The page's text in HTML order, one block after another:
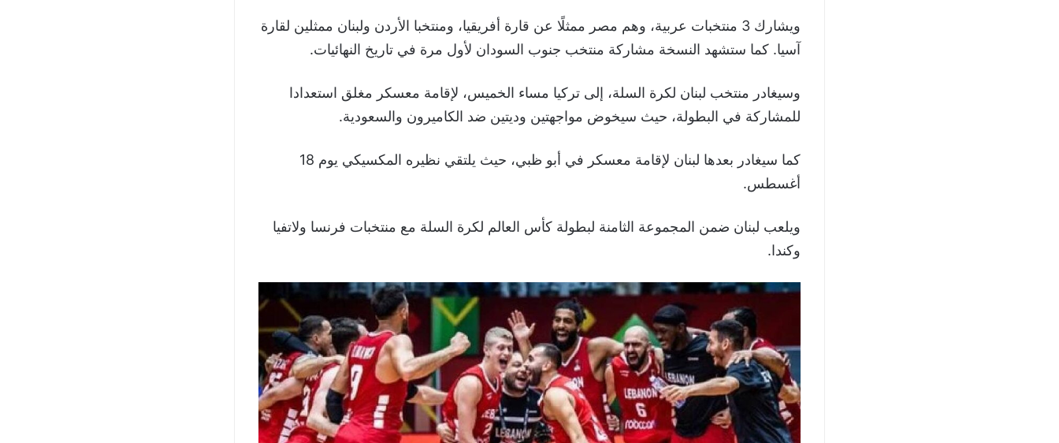
ويشارك 3 منتخبات عربية، وهم مصر ممثلًا عن قارة أفريقيا، ومنتخبا الأردن ولبنان ممثلين لقارة
آسيا. كما ستشهد النسخة مشاركة منتخب جنوب السودان لأول مرة في تاريخ النهائيات.
وسيغادر منتخب لبنان لكرة السلة، إلى تركيا مساء الخميس، لإقامة معسكر مغلق استعدادا
للمشاركة في البطولة، حيث سيخوض مواجهتين وديتين ضد الكاميرون والسعودية.
كما سيغادر بعدها لبنان لإقامة معسكر في أبو ظبي، حيث يلتقي نظيره المكسيكي يوم 18
أغسطس.
ويلعب لبنان ضمن المجموعة الثامنة لبطولة كأس العالم لكرة السلة مع منتخبات فرنسا ولاتفيا
وكندا.